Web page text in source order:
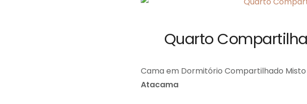
Quarto
Cama em Dormitório Compartilhado
Atacama